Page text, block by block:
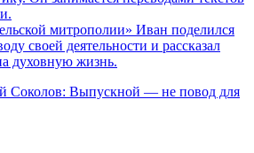
митрополии» Иван поделился
своей деятельности и рассказал
духовную жизнь.